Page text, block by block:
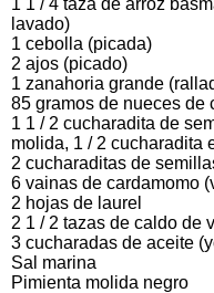
lavado)
1 cebolla (picada)
2 ajos (picado)
1 zanahoria grande
85 gramos de nueces de
1 1 / 2 cucharadita de
molida, 1 / 2 cucharadita
2 cucharaditas de
6 vainas de cardamomo
2 hojas de laurel
2 1 / 2 tazas de caldo de
3 cucharadas de aceite
Sal marina
Pimienta molida negro